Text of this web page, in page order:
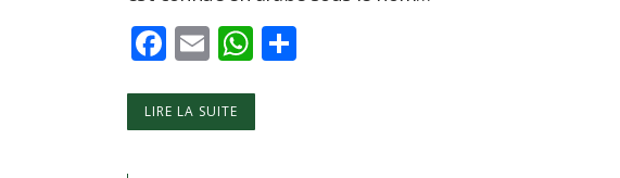
Facebook
EmailWhatsApp
LIRE LA SUITE